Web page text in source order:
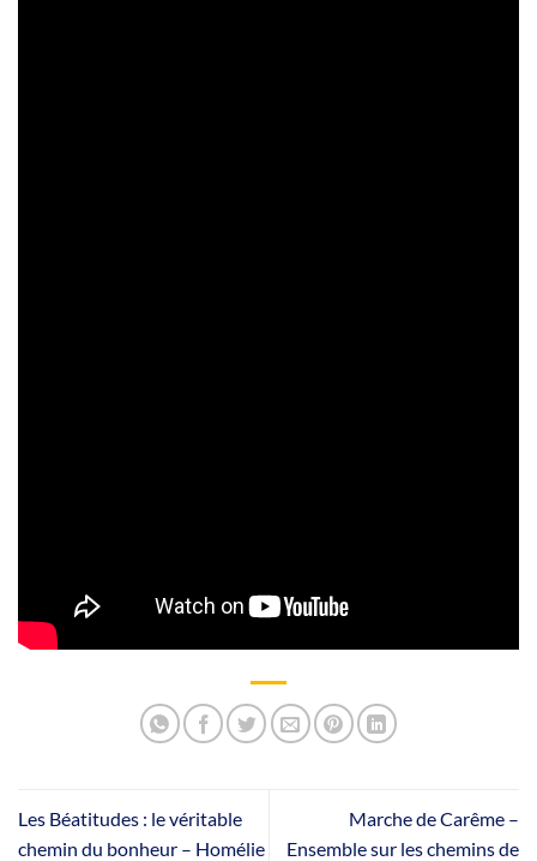
Les Béatitudes : le véritable
chemin du bonheur – Homélie
Marche de Carême –
Ensemble sur les chemins de